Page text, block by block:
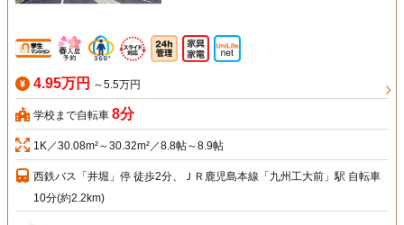
4.95万円 ～5.5万円
学校まで自転車 8分
1K／30.08m²～30.32m²／8.8帖～8.9帖
西鉄バス「井堀」停 徒歩2分、ＪＲ鹿児島本線「九州工大前」駅 自転車
10分(約2.2km)